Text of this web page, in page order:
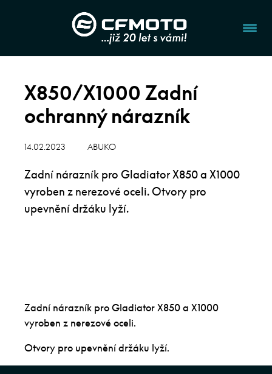
X850/X1000 Zadní
ochranný nárazník
14.02.2023 ABUKO
Zadní nárazník pro Gladiator X850 a X1000
vyroben z nerezové oceli. Otvory pro
upevnění držáku lyží.
Zadní nárazník pro Gladiator X850 a X1000
vyroben z nerezové oceli.
Otvory pro upevnění držáku lyží.